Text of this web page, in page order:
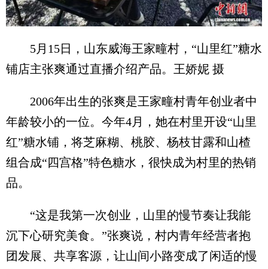
5月15日，山东威海王家疃村，“山里红”糖水
铺店主张爽通过直播介绍产品。王娇妮 摄
2006年出生的张爽是王家疃村青年创业者中
年龄较小的一位。今年4月，她在村里开设“山里
红”糖水铺，将芝麻糊、桃胶、杨枝甘露和山楂
组合成“四宫格”特色糖水，很快成为村里的热销
品。
“这是我第一次创业，山里的慢节奏让我能
沉下心研究美食。”张爽说，村内青年经营者抱
团发展、共享客源，让山间小路变成了闲适的慢